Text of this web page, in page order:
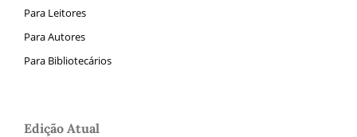
Para Leitores
Para Autores
Para Bibliotecários
Edição Atual